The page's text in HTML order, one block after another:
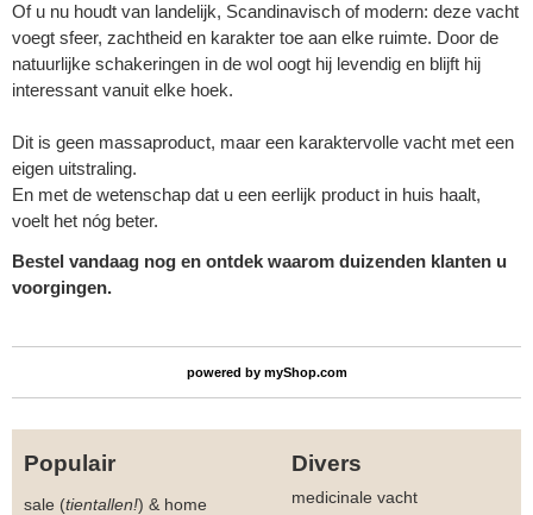
Of u nu houdt van landelijk, Scandinavisch of modern: deze vacht
voegt sfeer, zachtheid en karakter toe aan elke ruimte. Door de
natuurlijke schakeringen in de wol oogt hij levendig en blijft hij
interessant vanuit elke hoek.
Dit is geen massaproduct, maar een karaktervolle vacht met een
eigen uitstraling.
En met de wetenschap dat u een eerlijk product in huis haalt,
voelt het nóg beter.
Bestel vandaag nog en ontdek waarom duizenden klanten u
voorgingen.
powered by myShop.com
Populair Divers
sale (tientallen!) & home medicinale vacht